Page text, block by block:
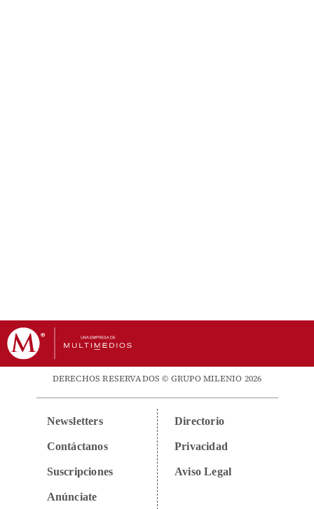
DERECHOS RESERVADOS © GRUPO MILENIO 2026
Newsletters
Contáctanos
Suscripciones
Anúnciate
Directorio
Privacidad
Aviso Legal